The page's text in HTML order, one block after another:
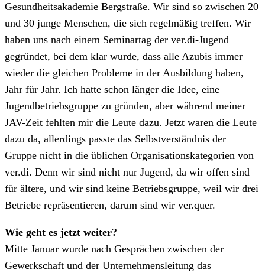
Gesundheitsakademie Bergstraße. Wir sind so zwischen 20
und 30 junge Menschen, die sich regelmäßig treffen. Wir
haben uns nach einem Seminartag der ver.di-Jugend
gegründet, bei dem klar wurde, dass alle Azubis immer
wieder die gleichen Probleme in der Ausbildung haben,
Jahr für Jahr. Ich hatte schon länger die Idee, eine
Jugendbetriebsgruppe zu gründen, aber während meiner
JAV-Zeit fehlten mir die Leute dazu. Jetzt waren die Leute
dazu da, allerdings passte das Selbstverständnis der
Gruppe nicht in die üblichen Organisationskategorien von
ver.di. Denn wir sind nicht nur Jugend, da wir offen sind
für ältere, und wir sind keine Betriebsgruppe, weil wir drei
Betriebe repräsentieren, darum sind wir ver.quer.
Wie geht es jetzt weiter?
Mitte Januar wurde nach Gesprächen zwischen der
Gewerkschaft und der Unternehmensleitung das